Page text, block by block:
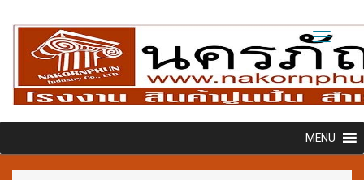
Toggle
MENU